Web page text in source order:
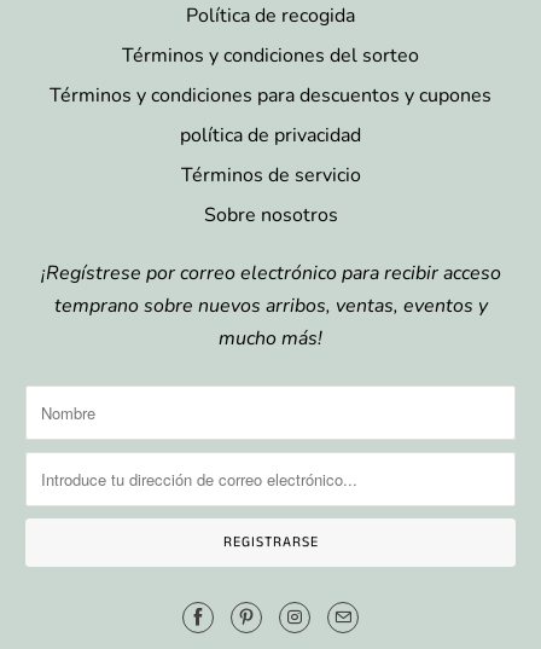
Política de recogida
Términos y condiciones del sorteo
Términos y condiciones para descuentos y cupones
política de privacidad
Términos de servicio
Sobre nosotros
¡Regístrese por correo electrónico para recibir acceso
temprano sobre nuevos arribos, ventas, eventos y
mucho más!